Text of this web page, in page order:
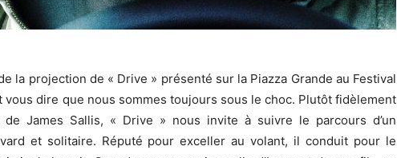
la projection de « Drive » présenté sur la Piazza Grande au Festival
vous dire que nous sommes toujours sous le choc. Plutôt fidèlement
de James Sallis, « Drive » nous invite à suivre le parcours d’un
et solitaire. Réputé pour exceller au volant, il conduit pour le